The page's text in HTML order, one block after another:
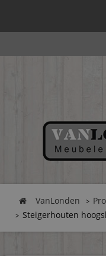
VanLonden
Steigerhouten